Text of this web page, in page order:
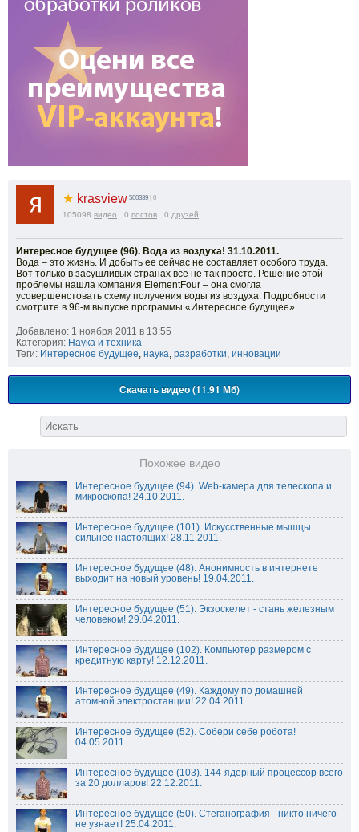
★ krasview 500339 | 0
105098 видео 0 постов 0 друзей
Интересное будущее (96). Вода из воздуха! 31.10.2011.
Вода – это жизнь. И добыть ее сейчас не составляет особого труда.
Вот только в засушливых странах все не так просто. Решение этой
проблемы нашла компания ElementFour – она смогла
усовершенстовать схему получения воды из воздуха. Подробности
смотрите в 96-м выпуске программы «Интересное будущее».
Добавлено: 1 ноября 2011 в 13:55
Категория: Наука и техника
Теги: Интересное будущее, наука, разработки, инновации
Скачать видео (11.91 Мб)
Похожее видео
Интересное будущее (94). Web-камера для телескопа и
микроскопа! 24.10.2011.
Интересное будущее (101). Искусственные мышцы
сильнее настоящих! 28.11.2011.
Интересное будущее (48). Анонимность в интернете
выходит на новый уровень! 19.04.2011.
Интересное будущее (51). Экзоскелет - стань железным
человеком! 29.04.2011.
Интересное будущее (102). Компьютер размером с
кредитную карту! 12.12.2011.
Интересное будущее (49). Каждому по домашней
атомной электростанции! 22.04.2011.
Интересное будущее (52). Собери себе робота!
04.05.2011.
Интересное будущее (103). 144-ядерный процессор всего
за 20 долларов! 22.12.2011.
Интересное будущее (50). Стеганография - никто ничего
не узнает! 25.04.2011.